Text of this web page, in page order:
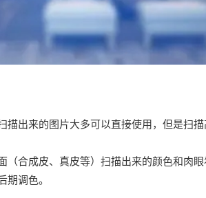
描出来的图片大多可以直接使用，但是扫
（合成皮、真皮等）扫描出来的颜色和肉
期调色。